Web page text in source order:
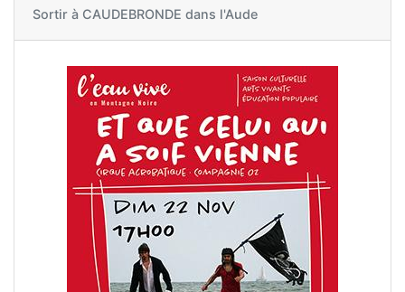
Sortir à CAUDEBRONDE dans l'Aude